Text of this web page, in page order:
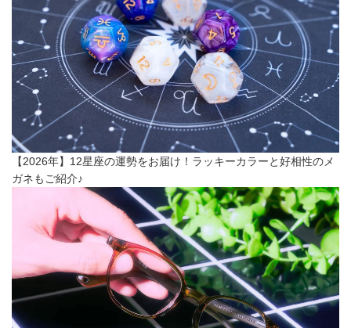
【2026年】12星座の運勢をお届け！ラッキーカラーと好相性のメ
ガネもご紹介♪